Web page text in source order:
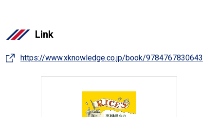
Link
https://www.xknowledge.co.jp/book/9784767830643